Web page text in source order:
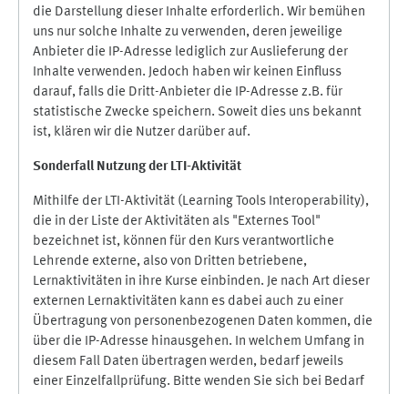
die Darstellung dieser Inhalte erforderlich. Wir bemühen
uns nur solche Inhalte zu verwenden, deren jeweilige
Anbieter die IP-Adresse lediglich zur Auslieferung der
Inhalte verwenden. Jedoch haben wir keinen Einfluss
darauf, falls die Dritt-Anbieter die IP-Adresse z.B. für
statistische Zwecke speichern. Soweit dies uns bekannt
ist, klären wir die Nutzer darüber auf.
Sonderfall Nutzung der LTI-Aktivität
Mithilfe der LTI-Aktivität (Learning Tools Interoperability),
die in der Liste der Aktivitäten als "Externes Tool"
bezeichnet ist, können für den Kurs verantwortliche
Lehrende externe, also von Dritten betriebene,
Lernaktivitäten in ihre Kurse einbinden. Je nach Art dieser
externen Lernaktivitäten kann es dabei auch zu einer
Übertragung von personenbezogenen Daten kommen, die
über die IP-Adresse hinausgehen. In welchem Umfang in
diesem Fall Daten übertragen werden, bedarf jeweils
einer Einzelfallprüfung. Bitte wenden Sie sich bei Bedarf